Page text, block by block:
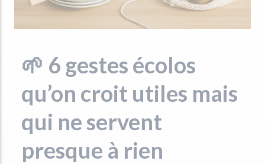
🌱 6 gestes écolos
qu’on croit utiles mais
qui ne servent
presque à rien